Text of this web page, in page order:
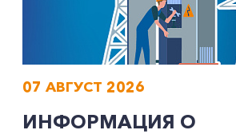
07 АВГУСТ 2026
ИНФОРМАЦИЯ О